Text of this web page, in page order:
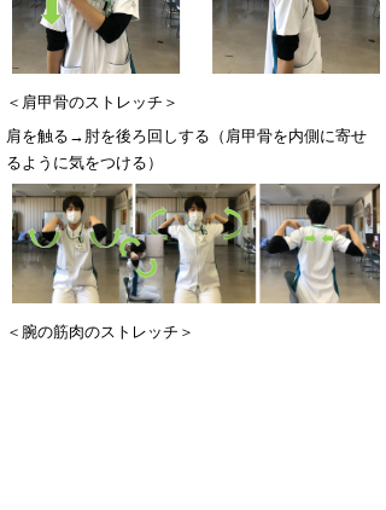
＜肩甲骨のストレッチ＞
肩を触る→肘を後ろ回しする（肩甲骨を内側に寄せ
るように気をつける）
＜腕の筋肉のストレッチ＞